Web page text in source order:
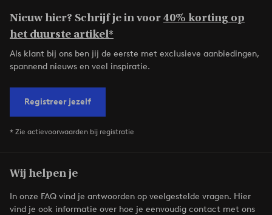
Nieuw hier? Schrijf je in voor40% korting op
het duurste artikel*
Als klant bij ons ben jij de eerste met exclusieve aanbiedingen,
spannend nieuws en veel inspiratie.
Registreer jezelf
* Zie actievoorwaarden bij registratie
Wij helpen je
In onze FAQ vind je antwoorden op veelgestelde vragen. Hier
vind je ook informatie over hoe je eenvoudig contact met ons